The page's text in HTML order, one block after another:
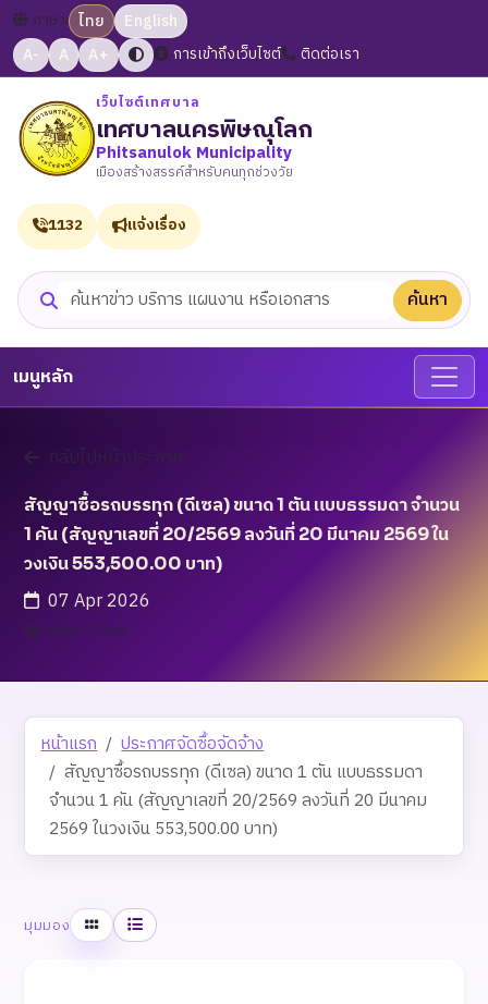
ภาษา: ไทย
English
A-
A A+ การเข้าถึงเว็บไซต์ ติดต่อเรา
เว็บไซต์เทศบาล
เทศบาลนครพิษณุโลก
Phitsanulok Municipality
เมืองสร้างสรรค์สำหรับคนทุกช่วงวัย
ค้นหาเว็บไซต์ ค้นหา
1132 แจ้งเรื่อง
เมนูหลัก
กลับไปหน้าประกาศ
สัญญาซื้อรถบรรทุก (ดีเซล) ขนาด 1 ตัน แบบธรรมดา จำนวน
1 คัน (สัญญาเลขที่ 20/2569 ลงวันที่ 20 มีนาคม 2569 ใน
วงเงิน 553,500.00 บาท)
07 Apr 2026
เข้าชม 37 ครั้ง
หน้าแรก
ประกาศจัดซื้อจัดจ้าง
สัญญาซื้อรถบรรทุก (ดีเซล) ขนาด 1 ตัน แบบธรรมดา
จำนวน 1 คัน (สัญญาเลขที่ 20/2569 ลงวันที่ 20 มีนาคม
2569 ในวงเงิน 553,500.00 บาท)
มุมมอง ตารางรายการ